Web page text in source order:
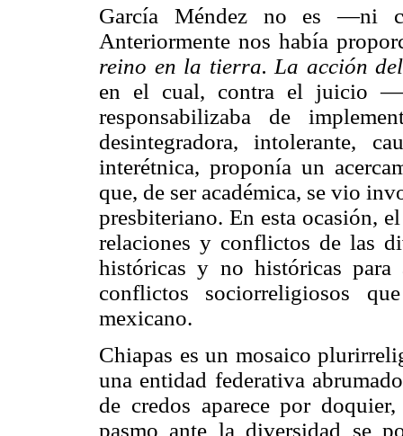
García Méndez no es —ni
Anteriormente nos había
reino en la tierra. La acción
en el cual, contra el juicio
responsabilizaba de
desintegradora, intolerante,
interétnica, proponía un
que, de ser académica, se vio
presbiteriano. En esta ocasión,
relaciones y conflictos de las
históricas y no históricas
conflictos sociorreligiosos
mexicano.
Chiapas es un mosaico
una entidad federativa
de credos aparece por
pasmo ante la diversidad se